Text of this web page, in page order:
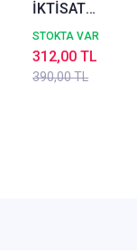
İKTİSAT
Özgün Soru
Bankası
STOKTA VAR
390,00 TL
312,00 TL